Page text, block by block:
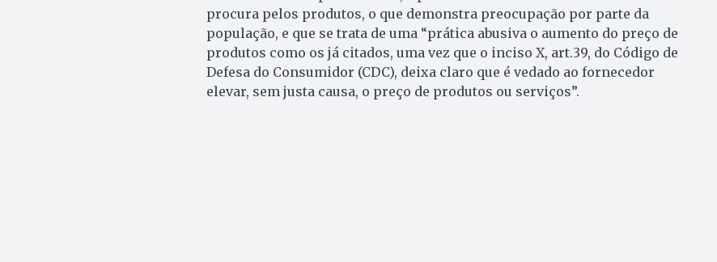
procura pelos produtos, o que demonstra preocupação por parte da
população, e que se trata de uma “prática abusiva o aumento do preço de
produtos como os já citados, uma vez que o inciso X, art.39, do Código de
Defesa do Consumidor (CDC), deixa claro que é vedado ao fornecedor
elevar, sem justa causa, o preço de produtos ou serviços”.